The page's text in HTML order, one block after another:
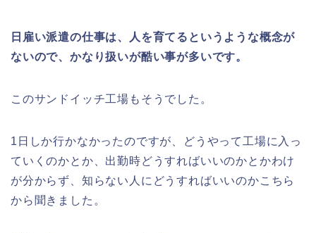
日雇い派遣の仕事は、人を育てるというような概念が
ないので、かなり扱いが酷い事が多いです。
このサンドイッチ工場もそうでした。
1日しか行かなかったのですが、どうやって工場に入っ
ていくのかとか、出勤時どうすればいいのかとかわけ
が分からず、知らない人にどうすればいいのかこちら
から聞きました。